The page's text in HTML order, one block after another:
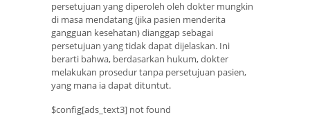
persetujuan yang diperoleh oleh dokter mungkin
di masa mendatang (jika pasien menderita
gangguan kesehatan) dianggap sebagai
persetujuan yang tidak dapat dijelaskan. Ini
berarti bahwa, berdasarkan hukum, dokter
melakukan prosedur tanpa persetujuan pasien,
yang mana ia dapat dituntut.
$config[ads_text3] not found